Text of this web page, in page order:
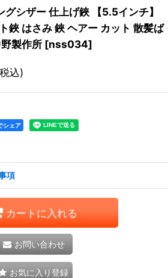
シザー 仕上げ鋏 【5.5インチ】
鋏 はさみ 鋏 ヘアー カット 散髪ば
製作所 [nss034]
込)
シェア
項
カートに入れる
お問い合わせ
お気に入り登録